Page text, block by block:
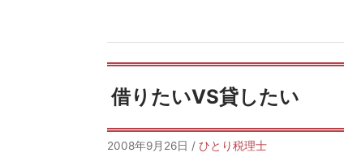
借りたいVS貸したい
2008年9月26日 / ひとり税理士